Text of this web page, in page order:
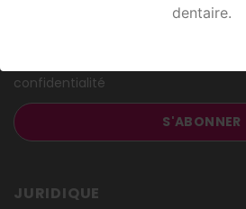
dentaire.
confidentialité
JURIDIQUE